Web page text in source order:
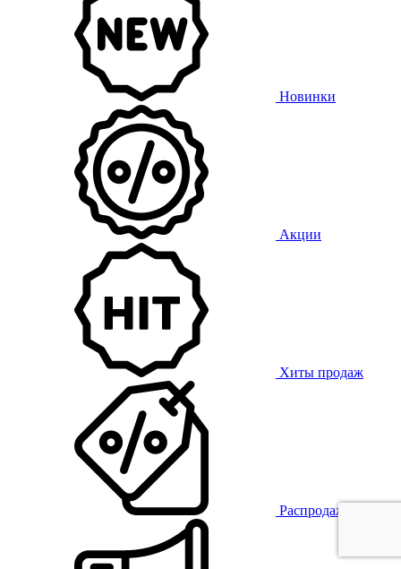
Новинки
Акции
Хиты продаж
Распродажа